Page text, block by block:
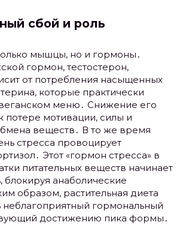
сбой и роль
мышцы, но и гормоны․
гормон, тестостерон,
от потребления насыщенных
которые практически
веганском меню․ Снижение его
потере мотивации, силы и
веществ․ В то же время
стресса провоцирует
Этот «гормон стресса» в
питательных веществ начинает
блокируя анаболические
образом, растительная диета
неблагоприятный гормональный
достижению пика формы․